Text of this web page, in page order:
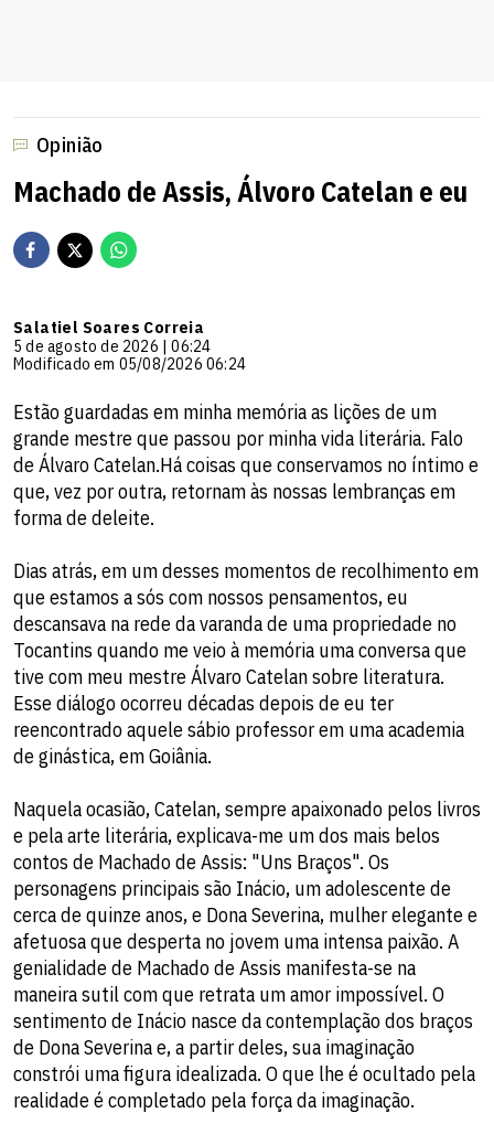
Opinião
Machado de Assis, Álvoro Catelan e eu
Salatiel Soares Correia
5 de agosto de 2026 | 06:24
Modificado em 05/08/2026 06:24
Estão guardadas em minha memória as lições de um
grande mestre que passou por minha vida literária. Falo
de Álvaro Catelan.Há coisas que conservamos no íntimo e
que, vez por outra, retornam às nossas lembranças em
forma de deleite.
Dias atrás, em um desses momentos de recolhimento em
que estamos a sós com nossos pensamentos, eu
descansava na rede da varanda de uma propriedade no
Tocantins quando me veio à memória uma conversa que
tive com meu mestre Álvaro Catelan sobre literatura.
Esse diálogo ocorreu décadas depois de eu ter
reencontrado aquele sábio professor em uma academia
de ginástica, em Goiânia.
Naquela ocasião, Catelan, sempre apaixonado pelos livros
e pela arte literária, explicava-me um dos mais belos
contos de Machado de Assis: "Uns Braços". Os
personagens principais são Inácio, um adolescente de
cerca de quinze anos, e Dona Severina, mulher elegante e
afetuosa que desperta no jovem uma intensa paixão. A
genialidade de Machado de Assis manifesta-se na
maneira sutil com que retrata um amor impossível. O
sentimento de Inácio nasce da contemplação dos braços
de Dona Severina e, a partir deles, sua imaginação
constrói uma figura idealizada. O que lhe é ocultado pela
realidade é completado pela força da imaginação.